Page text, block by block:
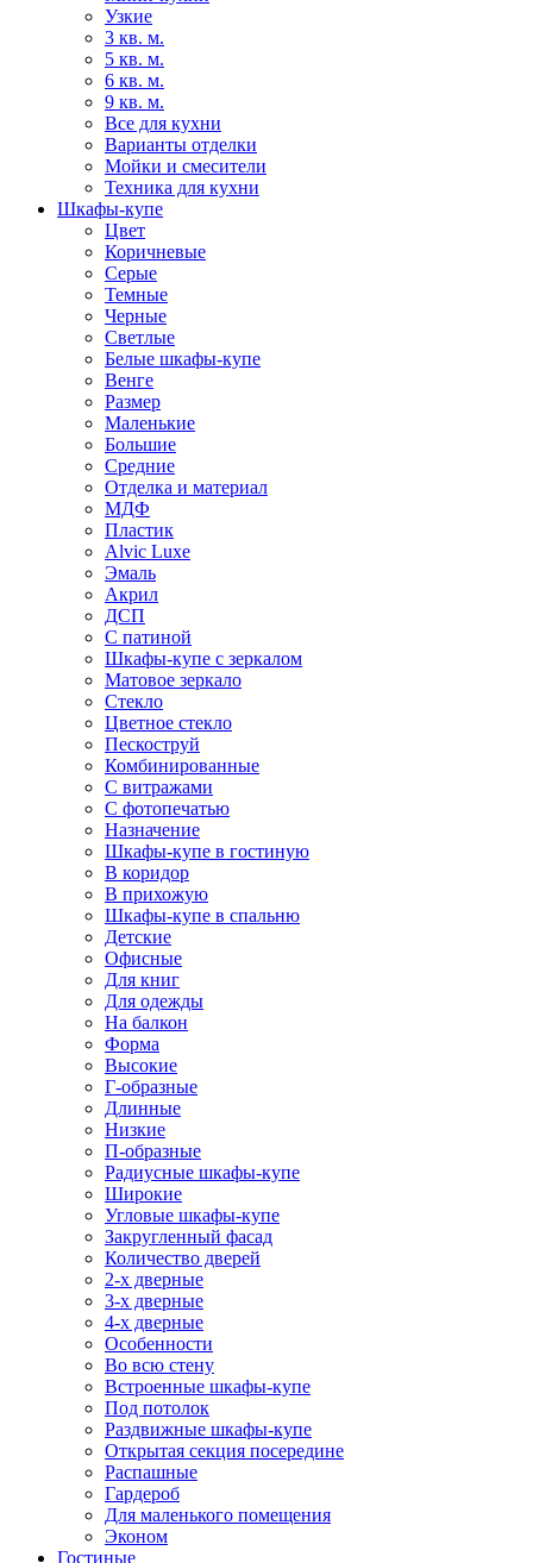
Узкие
3 кв. м.
5 кв. м.
6 кв. м.
9 кв. м.
Все для кухни
Варианты отделки
Мойки и смесители
Техника для кухни
Шкафы-купе
Цвет
Коричневые
Серые
Темные
Черные
Светлые
Белые шкафы-купе
Венге
Размер
Маленькие
Большие
Средние
Отделка и материал
МДФ
Пластик
Alvic Luxe
Эмаль
Акрил
ДСП
С патиной
Шкафы-купе с зеркалом
Матовое зеркало
Стекло
Цветное стекло
Пескоструй
Комбинированные
С витражами
С фотопечатью
Назначение
Шкафы-купе в гостиную
В коридор
В прихожую
Шкафы-купе в спальню
Детские
Офисные
Для книг
Для одежды
На балкон
Форма
Высокие
Г-образные
Длинные
Низкие
П-образные
Радиусные шкафы-купе
Широкие
Угловые шкафы-купе
Закругленный фасад
Количество дверей
2-х дверные
3-х дверные
4-х дверные
Особенности
Во всю стену
Встроенные шкафы-купе
Под потолок
Раздвижные шкафы-купе
Открытая секция посередине
Распашные
Гардероб
Для маленького помещения
Эконом
Гостиные